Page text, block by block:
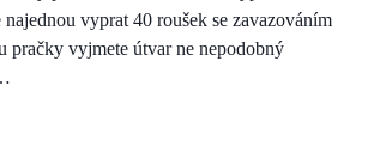
najednou vyprat 40 roušek se zavazováním
pračky vyjmete útvar ne nepodobný